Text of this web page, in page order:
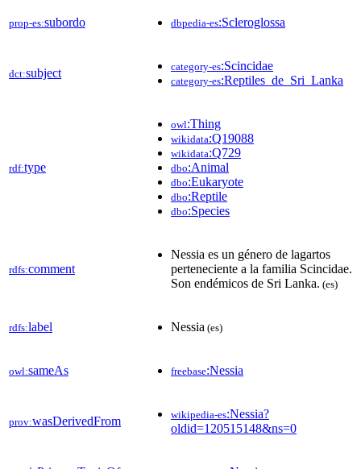
prop-es:subordo dbpedia-es:Scleroglossa
dct:subject category-es:Scincidae
category-es:Reptiles_de_Sri_Lanka
rdf:type
owl:Thing
wikidata:Q19088
wikidata:Q729
dbo:Animal
dbo:Eukaryote
dbo:Reptile
dbo:Species
rdfs:comment
Nessia es un género de lagartos
perteneciente a la familia Scincidae.
Son endémicos de Sri Lanka. (es)
rdfs:label Nessia (es)
owl:sameAs freebase:Nessia
prov:wasDerivedFrom wikipedia-es:Nessia?
oldid=120515148&ns=0